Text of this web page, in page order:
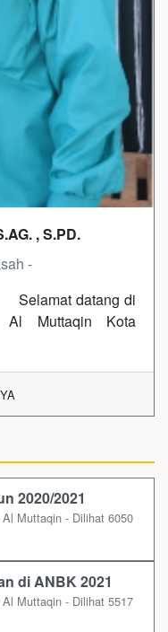
, S.PD.
-
Muttaqin Kota
2020/2021
Muttaqin - Dilihat 6050
di ANBK 2021
Muttaqin - Dilihat 5517